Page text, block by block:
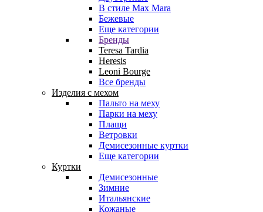
В стиле Max Mara
Бежевые
Еще категории
Бренды
Teresa Tardia
Heresis
Leoni Bourge
Все бренды
Изделия с мехом
Пальто на меху
Парки на меху
Плащи
Ветровки
Демисезонные куртки
Еще категории
Куртки
Демисезонные
Зимние
Итальянские
Кожаные